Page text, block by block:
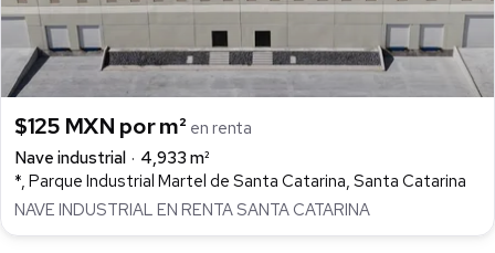
$125 MXN por m² en renta
Nave industrial
4,933 m²
*, Parque Industrial Martel de Santa Catarina, Santa Catarina
NAVE INDUSTRIAL EN RENTA SANTA CATARINA